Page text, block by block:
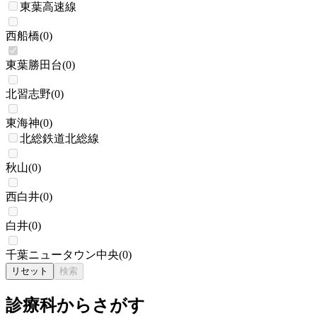
東葉高速線
西船橋(0)
東葉勝田台(0)
北習志野(0)
東海神(0)
北総鉄道北総線
秋山(0)
西白井(0)
白井(0)
千葉ニュータウン中央(0)
リセット 検索
診療科からさがす